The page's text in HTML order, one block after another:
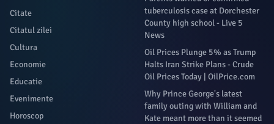
Citate
Citatul zilei
Cultura
Economie
Educatie
Evenimente
Horoscop
tuberculosis case at Dorchester
County high school - Live 5
News
Oil Prices Plunge 5% as Trump
Halts Iran Strike Plans - Crude
Oil Prices Today | OilPrice.com
Why Prince George's latest
family outing with William and
Kate meant more than it seemed